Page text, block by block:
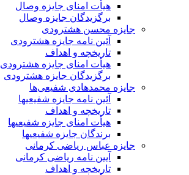
هیأت امنای جایزه وصال
برگزیدگان جایزه وصال
جایزه محسن هشترودی
آئین نامه جایزه هشترودی
تاریخچه و اهداف
هیأت امنای جایزه هشترودی
برگزیدگان جایزه هشترودی
جایزه محمدهادی شفیعی‌ها
آئین نامه جایزه شفیعیها
تاریخچه و اهداف
هیأت امنای جایزه شفیعیها
برندگان جایزه شفیعیها
جایزه عباس ریاضی کرمانی
آیین نامه ریاضی کرمانی
تاریخچه و اهداف